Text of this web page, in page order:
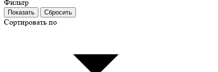
Фильтр
Сортировать по